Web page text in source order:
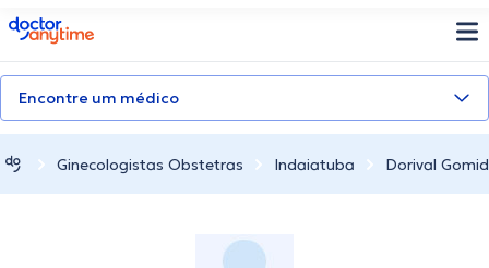
doctoranytime
Encontre um médico
Ginecologistas Obstetras Indaiatuba Dorival